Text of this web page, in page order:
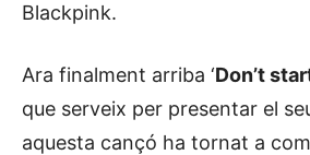
Blackpink.
Ara finalment arriba ‘Don’t
que serveix per presentar el
aquesta cançó ha tornat a